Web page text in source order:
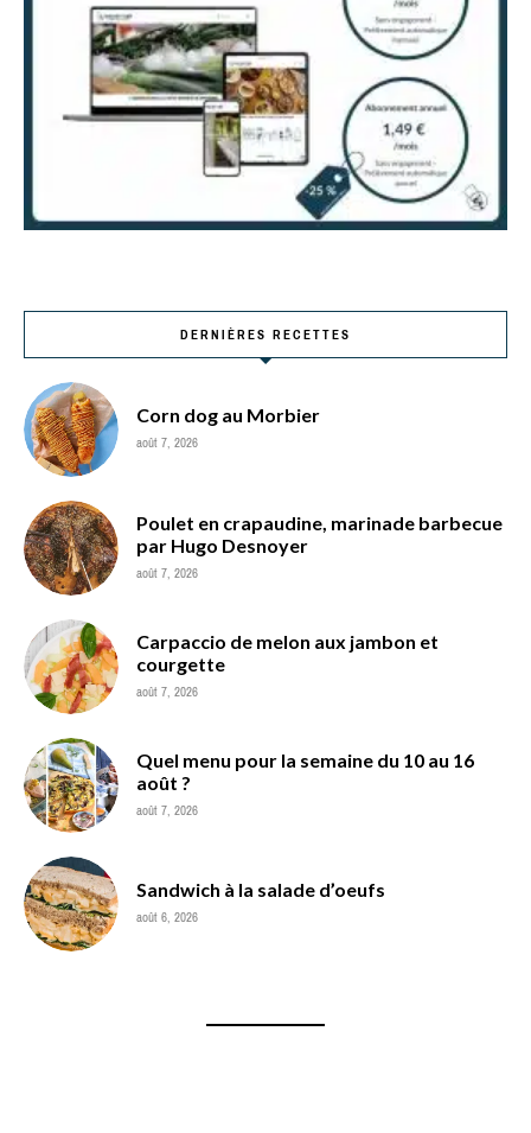
DERNIÈRES RECETTES
Corn dog au Morbier
août 7, 2026
Poulet en crapaudine, marinade barbecue
par Hugo Desnoyer
août 7, 2026
Carpaccio de melon aux jambon et
courgette
août 7, 2026
Quel menu pour la semaine du 10 au 16
août ?
août 7, 2026
Sandwich à la salade d’oeufs
août 6, 2026